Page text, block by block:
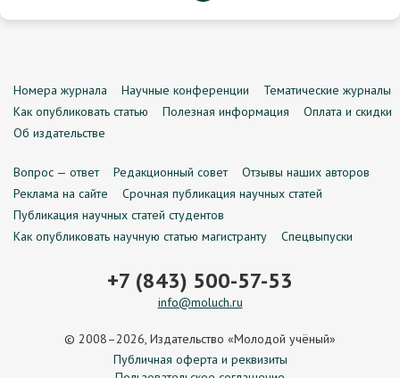
Номера журнала Научные конференции
Тематические журналы
Как опубликовать статью
Полезная информация
Оплата и скидки
Об издательстве
Вопрос — ответ Редакционный совет
Отзывы наших авторов
Реклама на сайте
Срочная публикация научных статей
Публикация научных статей студентов
Как опубликовать научную статью магистранту
Спецвыпуски
+7 (843) 500-57-53
info@moluch.ru
© 2008–2026, Издательство «Молодой учёный»
Публичная оферта и реквизиты